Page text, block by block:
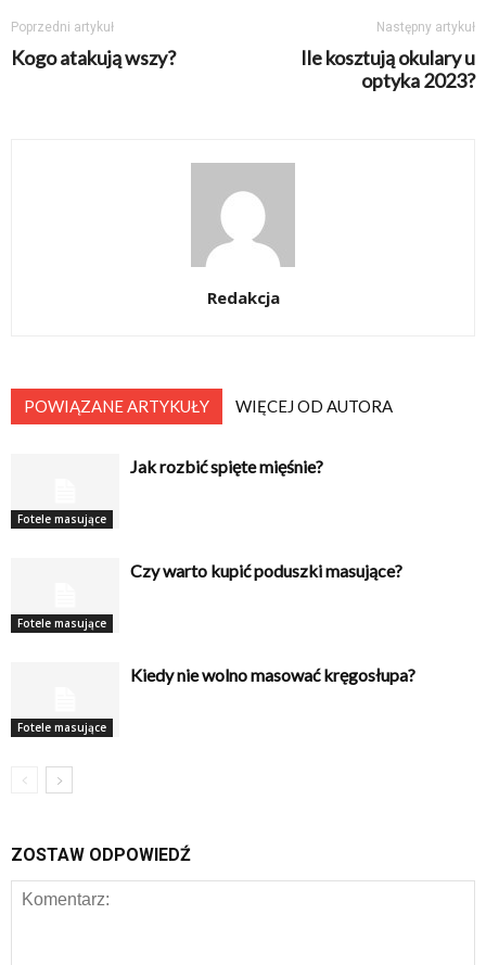
Poprzedni artykuł
Kogo atakują wszy?
Następny artykuł
Ile kosztują okulary u
optyka 2023?
Redakcja
POWIĄZANE ARTYKUŁY WIĘCEJ OD AUTORA
Fotele masujące
Jak rozbić spięte mięśnie?
Fotele masujące
Czy warto kupić poduszki masujące?
Fotele masujące
Kiedy nie wolno masować kręgosłupa?
ZOSTAW ODPOWIEDŹ